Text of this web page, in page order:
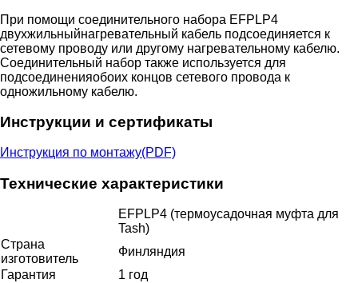
При помощи соединительного набора EFPLP4
двухжильныйнагревательный кабель подсоединяется к
сетевому проводу или другому нагревательному кабелю.
Соединительный набор также используется для
подсоединенияобоих концов сетевого провода к
одножильному кабелю.
Инструкции и сертификаты
Инструкция по монтажу(PDF)
Технические характеристики
EFPLP4 (термоусадочная муфта для
Tash)
Страна
изготовитель
Финляндия
Гарантия
1 год